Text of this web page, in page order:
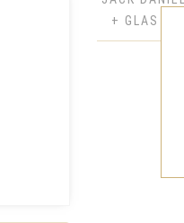
+ GLAS -